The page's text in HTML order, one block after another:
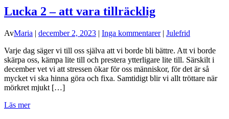
Lucka 2 – att vara tillräcklig
AvMaria | december 2, 2023 | Inga kommentarer| Julefrid
Varje dag säger vi till oss själva att vi borde bli bättre. Att vi borde
skärpa oss, kämpa lite till och prestera ytterligare lite till. Särskilt i
december vet vi att stressen ökar för oss människor, för det är så
mycket vi ska hinna göra och fixa. Samtidigt blir vi allt tröttare när
mörkret mjukt […]
Läs mer